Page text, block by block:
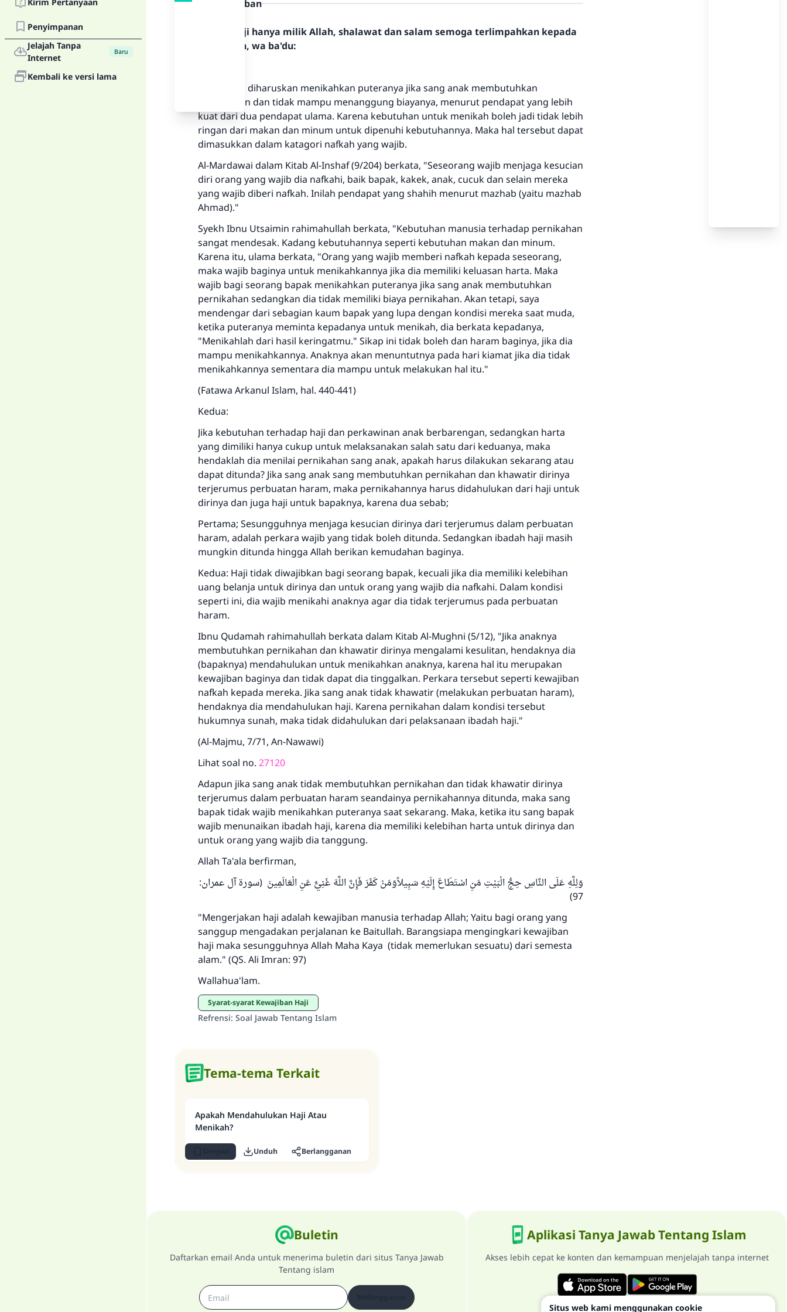
Penyimpanan
Jelajah Tanpa
Internet
Baru
Kembali ke versi lama
Teks Jawaban
Segala puji hanya milik Allah, shalawat dan salam semoga terlimpahkan kepada
Rasulullah, wa ba'du:
Seseorang diharuskan menikahkan puteranya jika sang anak membutuhkan
perkawinan dan tidak mampu menanggung biayanya, menurut pendapat yang lebih
kuat dari dua pendapat ulama. Karena kebutuhan untuk menikah boleh jadi tidak lebih
ringan dari makan dan minum untuk dipenuhi kebutuhannya. Maka hal tersebut dapat
dimasukkan dalam katagori nafkah yang wajib.
Al-Mardawai dalam Kitab Al-Inshaf (9/204) berkata, "Seseorang wajib menjaga kesucian
diri orang yang wajib dia nafkahi, baik bapak, kakek, anak, cucuk dan selain mereka
yang wajib diberi nafkah. Inilah pendapat yang shahih menurut mazhab (yaitu mazhab
Ahmad)."
Syekh Ibnu Utsaimin rahimahullah berkata, "Kebutuhan manusia terhadap pernikahan
sangat mendesak. Kadang kebutuhannya seperti kebutuhan makan dan minum.
Karena itu, ulama berkata, "Orang yang wajib memberi nafkah kepada seseorang,
maka wajib baginya untuk menikahkannya jika dia memiliki keluasan harta. Maka
wajib bagi seorang bapak menikahkan puteranya jika sang anak membutuhkan
pernikahan sedangkan dia tidak memiliki biaya pernikahan. Akan tetapi, saya
mendengar dari sebagian kaum bapak yang lupa dengan kondisi mereka saat muda,
ketika puteranya meminta kepadanya untuk menikah, dia berkata kepadanya,
"Menikahlah dari hasil keringatmu." Sikap ini tidak boleh dan haram baginya, jika dia
mampu menikahkannya. Anaknya akan menuntutnya pada hari kiamat jika dia tidak
menikahkannya sementara dia mampu untuk melakukan hal itu."
(Fatawa Arkanul Islam, hal. 440-441)
Kedua:
Jika kebutuhan terhadap haji dan perkawinan anak berbarengan, sedangkan harta
yang dimiliki hanya cukup untuk melaksanakan salah satu dari keduanya, maka
hendaklah dia menilai pernikahan sang anak, apakah harus dilakukan sekarang atau
dapat ditunda? Jika sang anak sang membutuhkan pernikahan dan khawatir dirinya
terjerumus perbuatan haram, maka pernikahannya harus didahulukan dari haji untuk
dirinya dan juga haji untuk bapaknya, karena dua sebab;
Pertama; Sesungguhnya menjaga kesucian dirinya dari terjerumus dalam perbuatan
haram, adalah perkara wajib yang tidak boleh ditunda. Sedangkan ibadah haji masih
mungkin ditunda hingga Allah berikan kemudahan baginya.
Kedua: Haji tidak diwajibkan bagi seorang bapak, kecuali jika dia memiliki kelebihan
uang belanja untuk dirinya dan untuk orang yang wajib dia nafkahi. Dalam kondisi
seperti ini, dia wajib menikahi anaknya agar dia tidak terjerumus pada perbuatan
haram.
Ibnu Qudamah rahimahullah berkata dalam Kitab Al-Mughni (5/12), "Jika anaknya
membutuhkan pernikahan dan khawatir dirinya mengalami kesulitan, hendaknya dia
(bapaknya) mendahulukan untuk menikahkan anaknya, karena hal itu merupakan
kewajiban baginya dan tidak dapat dia tinggalkan. Perkara tersebut seperti kewajiban
nafkah kepada mereka. Jika sang anak tidak khawatir (melakukan perbuatan haram),
hendaknya dia mendahulukan haji. Karena pernikahan dalam kondisi tersebut
hukumnya sunah, maka tidak didahulukan dari pelaksanaan ibadah haji."
(Al-Majmu, 7/71, An-Nawawi)
Lihat soal no. 27120
Adapun jika sang anak tidak membutuhkan pernikahan dan tidak khawatir dirinya
terjerumus dalam perbuatan haram seandainya pernikahannya ditunda, maka sang
bapak tidak wajib menikahkan puteranya saat sekarang. Maka, ketika itu sang bapak
wajib menunaikan ibadah haji, karena dia memiliki kelebihan harta untuk dirinya dan
untuk orang yang wajib dia tanggung.
Allah Ta'ala berfirman,
وَلِلَّهِ عَلَى النَّاسِ حِجُّ الْبَيْتِ مَنِ اسْتَطَاعَ إِلَيْهِ سَبِيلاًوَمَنْ كَفَرَ فَإِنَّ اللَّهَ غَنِيٌّ عَنِ الْعَالَمِينَ (سورة آل عمران:
97)
"Mengerjakan haji adalah kewajiban manusia terhadap Allah; Yaitu bagi orang yang
sanggup mengadakan perjalanan ke Baitullah. Barangsiapa mengingkari kewajiban
haji maka sesungguhnya Allah Maha Kaya (tidak memerlukan sesuatu) dari semesta
alam." (QS. Ali Imran: 97)
Wallahua'lam.
Syarat-syarat Kewajiban Haji
Refrensi: Soal Jawab Tentang Islam
Tema-tema Terkait
Apakah Mendahulukan Haji Atau
Menikah?
Unduh Berlangganan
Buletin
Daftarkan email Anda untuk menerima buletin dari situs Tanya Jawab
Tentang islam
Aplikasi Tanya Jawab Tentang Islam
Akses lebih cepat ke konten dan kemampuan menjelajah tanpa internet
Jawaban no. 110845 menyelamatkan
pernikahan.
Bantu kami dalam memberikan jawaban untuk umat
Rasulullah ﷺ bersabda
"Siapa yang menunjukkan suatu kebaikan, meka dia akan
mendapatkan pahala yang sama dengan orang yang
melakukannya"
Saham
Situs web kami menggunakan cookie